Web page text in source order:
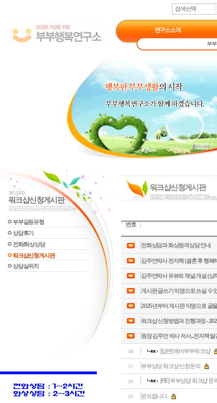
검색선택
연구소소개
부
BOARD
워크샵신청게시판
부부갈등유형
상담후기
전화/화상상담
워크샵신청게시판
상담실위치
워크샵신청게시판
번호
전화상담과 화상원격상담 안내
김주언박사 전자책 (결혼 후 행복
김주언박사 유뷰트 체널 개설 (상
게시판 글쓰기 익명으로 쓰실 수
2025년부터 게시판 익명으로 글
워크샵 신청방법과 진행과정 -
원장 김주언 박사 저서...전자책 발
58 [답변] 예비부부워크샵
57 부부상당 워크샾 신청문의
56 [RE] 부부상담 워크샵 문
55 문의합니다